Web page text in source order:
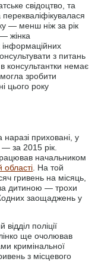
свідоцтво, та
— менш ніж за рік
жінка
з питань
в консультантки немає
зробити
цього року
наразі приховані, у
за 2015 рік.
начальником
області . На той
гривень на місяць,
дитиною — трохи
заощаджень у
поліції
ще очолював
кримінальної
з місцевого